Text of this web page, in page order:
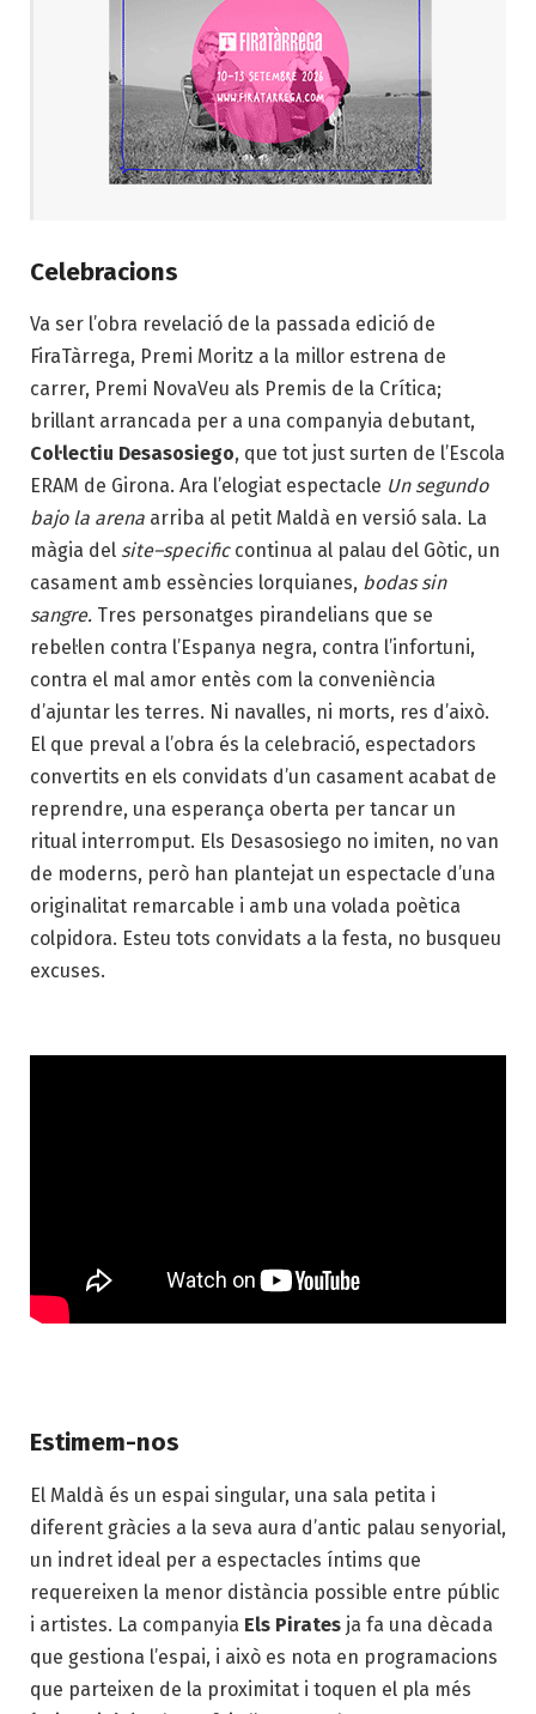
Celebracions
Va ser l’obra revelació de la passada edició de
FiraTàrrega, Premi Moritz a la millor estrena de
carrer, Premi NovaVeu als Premis de la Crítica;
brillant arrancada per a una companyia debutant,
Col·lectiu Desasosiego, que tot just surten de l’Escola
ERAM de Girona. Ara l’elogiat espectacle Un segundo
bajo la arena arriba al petit Maldà en versió sala. La
màgia del site–specific continua al palau del Gòtic, un
casament amb essències lorquianes, bodas sin
sangre. Tres personatges pirandelians que se
rebel·len contra l’Espanya negra, contra l’infortuni,
contra el mal amor entès com la conveniència
d’ajuntar les terres. Ni navalles, ni morts, res d’això.
El que preval a l’obra és la celebració, espectadors
convertits en els convidats d’un casament acabat de
reprendre, una esperança oberta per tancar un
ritual interromput. Els Desasosiego no imiten, no van
de moderns, però han plantejat un espectacle d’una
originalitat remarcable i amb una volada poètica
colpidora. Esteu tots convidats a la festa, no busqueu
excuses.
Estimem-nos
El Maldà és un espai singular, una sala petita i
diferent gràcies a la seva aura d’antic palau senyorial,
un indret ideal per a espectacles íntims que
requereixen la menor distància possible entre públic
i artistes. La companyia Els Pirates ja fa una dècada
que gestiona l’espai, i això es nota en programacions
que parteixen de la proximitat i toquen el pla més